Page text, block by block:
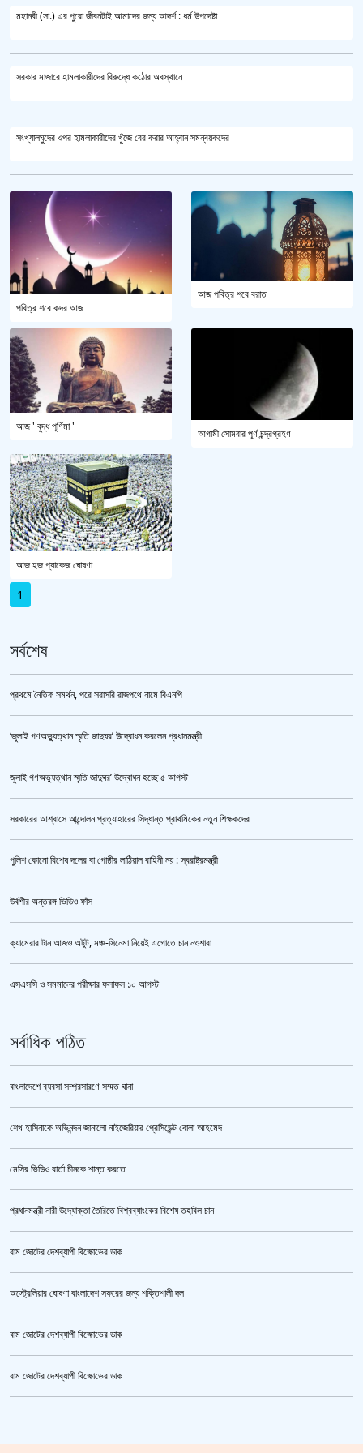
মহানবী (সা.) এর পুরো জীবনটাই আমাদের জন্য আদর্শ : ধর্ম উপদেষ্টা
সরকার মাজারে হামলাকারীদের বিরুদ্ধে কঠোর অবস্থানে
সংখ্যালঘুদের ওপর হামলাকারীদের খুঁজে বের করার আহ্বান সমন্বয়কদের
পবিত্র শবে কদর আজ
আজ পবিত্র শবে বরাত
আজ ' বুদ্ধ পূর্ণিমা ' আগামী সোমবার পূর্ণ চন্দ্রগ্রহণ
আজ হজ প্যাকেজ ঘোষণা
1
সর্বশেষ
প্রথমে নৈতিক সমর্থন, পরে সরাসরি রাজপথে নামে বিএনপি
‘জুলাই গণঅভ্যুত্থান স্মৃতি জাদুঘর’ উদ্বোধন করলেন প্রধানমন্ত্রী
জুলাই গণঅভ্যুত্থান স্মৃতি জাদুঘর’ উদ্বোধন হচ্ছে ৫ আগস্ট
সরকারের আশ্বাসে আন্দোলন প্রত্যাহারের সিদ্ধান্ত প্রাথমিকের নতুন শিক্ষকদের
পুলিশ কোনো বিশেষ দলের বা গোষ্ঠীর লাঠিয়াল বাহিনী নয় : স্বরাষ্ট্রমন্ত্রী
উর্বশীর অন্তরঙ্গ ভিডিও ফাঁস
ক্যামেরার টান আজও অটুট, মঞ্চ-সিনেমা নিয়েই এগোতে চান নওশাবা
এসএসসি ও সমমানের পরীক্ষার ফলাফল ১০ আগস্ট
হেপাটাইটিসমুক্ত বাংলাদেশ গড়ে তুলতে সম্মিলিত প্রচেষ্টার আহ্বান
একরামুল হত্যা : হাসিনা-বেনজীরসহ ৮ জনের নামে গ্রেপ্তারি পরোয়ানা
ভারতের শিক্ষামন্ত্রী ধর্মেন্দ্র প্রধানের পদত্যাগ
কোনো সেটেলমেন্ট হবে না, থার্ড টার্মিনাল প্রকল্পে দুর্নীতিকারীদের ছাড় নয়
সেপ্টেম্বরের অধিবেশনে নতুন রাষ্ট্রপতি, বিশেষ অধিবেশন নয় : আইনমন্ত্রী
উত্তাল দিল্লি, ১৬ মেট্রো স্টেশন বন্ধ
সাতক্ষীরা-৪ আসনের এমপি গাজী নজরুলকে জামায়াত থেকে বহিষ্কার
বদলে যাচ্ছে দেশের বিমান ও পর্যটন খাত, ডিসেম্বরে আসছে বড় চমক
আর্জেন্টিনাকে বশে রেখে বিশ্ব চ্যাম্পিয়ন স্পেন
সর্বাধিক পঠিত
বাংলাদেশে ব্যবসা সম্প্রসারণে সম্মত ঘানা
শেখ হাসিনাকে অভিনন্দন জানালো নাইজেরিয়ার প্রেসিডেন্ট বোলা আহমেদ
মেসির ভিডিও বার্তা চীনকে শান্ত করতে
প্রধানমন্ত্রী নারী উদ্যোক্তা তৈরিতে বিশ্বব্যাংকের বিশেষ তহবিল চান
বাম জোটের দেশব্যাপী বিক্ষোভের ডাক
অস্ট্রেলিয়ার ঘোষণা বাংলাদেশ সফরের জন্য শক্তিশালী দল
বাম জোটের দেশব্যাপী বিক্ষোভের ডাক
বাম জোটের দেশব্যাপী বিক্ষোভের ডাক